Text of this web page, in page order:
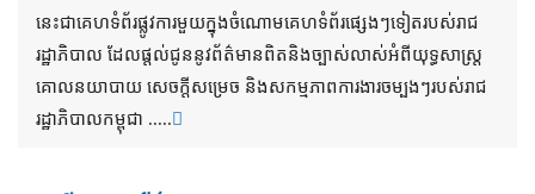
នេះជាគេហទំព័រផ្លូវការមួយក្នុងចំណោមគេហទំព័រផ្សេងៗទៀតរបស់រាជ
រដ្ឋាភិបាល ដែលផ្តល់ជូននូវព័ត៌មានពិតនិងច្បាស់លាស់អំពីយុទ្ធសាស្រ្ត
គោលនយាបាយ សេចក្តីសម្រេច និងសកម្មភាពការងារចម្បងៗរបស់រាជ
រដ្ឋាភិបាលកម្ពុជា .....